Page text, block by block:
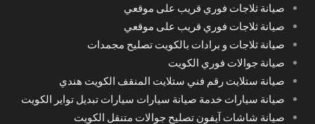
صيانة ثلاجات فوري قريب على موقعي
صيانة ثلاجات فوري قريب على موقعي
صيانة ثلاجات و برادات بالكويت تصليح مجمدات
صيانة جوالات فوري الكويت
صيانة ستلايت رقم فني ستلايت المنقف الكويت هندي
صيانة سيارات خدمة صيانة سيارات سيارات تبديل تواير الكويت
صيانة شاشات آيفون تصليح جوالات متنقل الكويت